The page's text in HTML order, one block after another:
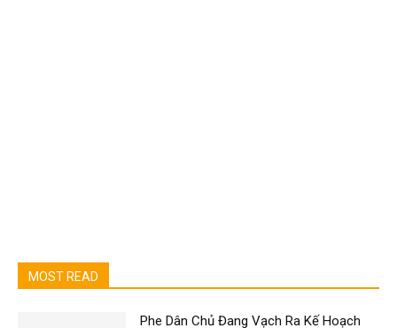
MOST READ
Phe Dân Chủ Đang Vạch Ra Kế Hoạch